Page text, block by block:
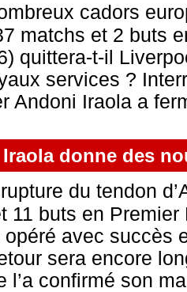
cadors
matchs et 2 buts
quittera-t-il
services ?
Andoni Iraola a
donne des
du tendon
11 buts en
avec succès
sera encore
l’a confirmé son